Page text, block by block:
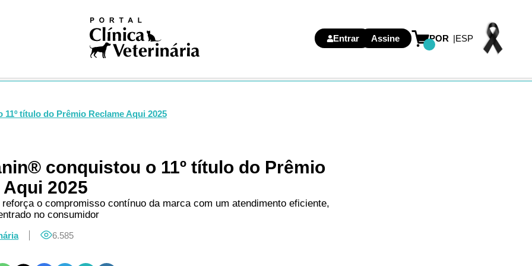
Entrar Assine POR ESP
título do Prêmio Reclame Aqui 2025
conquistou o 11º título do Prêmio
2025
o compromisso contínuo da marca com um atendimento eficiente,
no consumidor
6.585